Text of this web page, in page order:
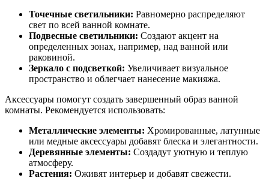
Точечные светильники: Равномерно распределяют
свет по всей ванной комнате.
Подвесные светильники: Создают акцент на
определенных зонах, например, над ванной или
раковиной.
Зеркало с подсветкой: Увеличивает визуальное
пространство и облегчает нанесение макияжа.
Аксессуары помогут создать завершенный образ ванной
комнаты. Рекомендуется использовать:
Металлические элементы: Хромированные, латунные
или медные аксессуары добавят блеска и элегантности.
Деревянные элементы: Создадут уютную и теплую
атмосферу.
Растения: Оживят интерьер и добавят свежести.